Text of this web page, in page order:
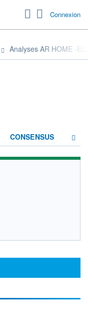
Connexion
Analyses AR HOME -
CONSENSUS